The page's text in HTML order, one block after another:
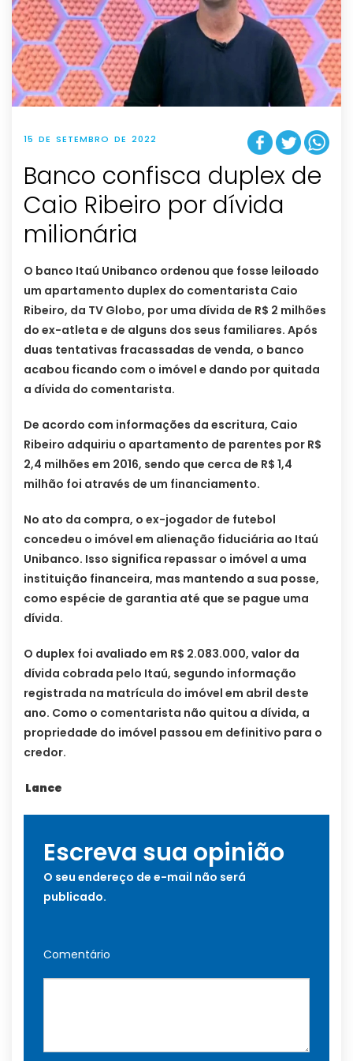
15 DE SETEMBRO DE 2022
Banco confisca duplex de
Caio Ribeiro por dívida
milionária
O banco Itaú Unibanco ordenou que fosse leiloado
um apartamento duplex do comentarista Caio
Ribeiro, da TV Globo, por uma dívida de R$ 2 milhões
do ex-atleta e de alguns dos seus familiares. Após
duas tentativas fracassadas de venda, o banco
acabou ficando com o imóvel e dando por quitada
a dívida do comentarista.
De acordo com informações da escritura, Caio
Ribeiro adquiriu o apartamento de parentes por R$
2,4 milhões em 2016, sendo que cerca de R$ 1,4
milhão foi através de um financiamento.
No ato da compra, o ex-jogador de futebol
concedeu o imóvel em alienação fiduciária ao Itaú
Unibanco. Isso significa repassar o imóvel a uma
instituição financeira, mas mantendo a sua posse,
como espécie de garantia até que se pague uma
dívida.
O duplex foi avaliado em R$ 2.083.000, valor da
dívida cobrada pelo Itaú, segundo informação
registrada na matrícula do imóvel em abril deste
ano. Como o comentarista não quitou a dívida, a
propriedade do imóvel passou em definitivo para o
credor.
Lance
Escreva sua opinião
O seu endereço de e-mail não será
publicado.
Comentário